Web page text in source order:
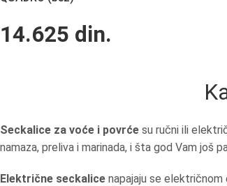
14.625 din.
Seckalice za voće i povrće su ručni ili
namaza, preliva i marinada, i šta god Vam još
Električne seckalice napajaju se